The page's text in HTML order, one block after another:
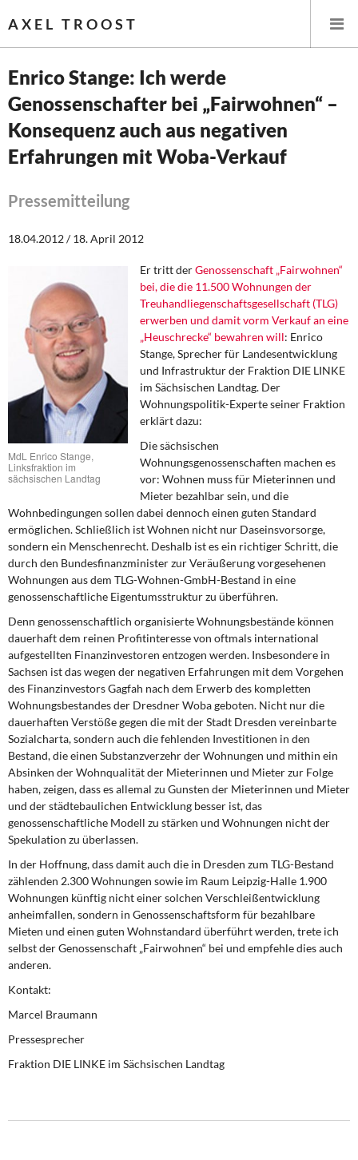
AXEL TROOST
Startseite
Themen
Öffentliche Infrastruktur und Daseinsvorsorge
Eurokrise und Griechenland
DIE LINKE
Weitere Themen
Memo-Gruppe
Institut Solidarische Moderne
Rosa-Luxemburg-Stiftung
Über mich
Kontakt
Enrico Stange: Ich werde
Genossenschafter bei „Fairwohnen“ –
Konsequenz auch aus negativen
Erfahrungen mit Woba-Verkauf
Pressemitteilung
18.04.2012 / 18. April 2012
MdL Enrico Stange,
Linksfraktion im
sächsischen Landtag
Er tritt derGenossenschaft „Fairwohnen“
bei, die die 11.500 Wohnungen der
Treuhandliegenschaftsgesellschaft (TLG)
erwerben und damit vorm Verkauf an eine
„Heuschrecke“ bewahren will: Enrico
Stange, Sprecher für Landesentwicklung
und Infrastruktur der Fraktion DIE LINKE
im Sächsischen Landtag. Der
Wohnungspolitik-Experte seiner Fraktion
erklärt dazu:
Die sächsischen
Wohnungsgenossenschaften machen es
vor: Wohnen muss für Mieterinnen und
Mieter bezahlbar sein, und die
Wohnbedingungen sollen dabei dennoch einen guten Standard
ermöglichen. Schließlich ist Wohnen nicht nur Daseinsvorsorge,
sondern ein Menschenrecht. Deshalb ist es ein richtiger Schritt, die
durch den Bundesfinanzminister zur Veräußerung vorgesehenen
Wohnungen aus dem TLG-Wohnen-GmbH-Bestand in eine
genossenschaftliche Eigentumsstruktur zu überführen.
Denn genossenschaftlich organisierte Wohnungsbestände können
dauerhaft dem reinen Profitinteresse von oftmals international
aufgestellten Finanzinvestoren entzogen werden. Insbesondere in
Sachsen ist das wegen der negativen Erfahrungen mit dem Vorgehen
des Finanzinvestors Gagfah nach dem Erwerb des kompletten
Wohnungsbestandes der Dresdner Woba geboten. Nicht nur die
dauerhaften Verstöße gegen die mit der Stadt Dresden vereinbarte
Sozialcharta, sondern auch die fehlenden Investitionen in den
Bestand, die einen Substanzverzehr der Wohnungen und mithin ein
Absinken der Wohnqualität der Mieterinnen und Mieter zur Folge
haben, zeigen, dass es allemal zu Gunsten der Mieterinnen und Mieter
und der städtebaulichen Entwicklung besser ist, das
genossenschaftliche Modell zu stärken und Wohnungen nicht der
Spekulation zu überlassen.
In der Hoffnung, dass damit auch die in Dresden zum TLG-Bestand
zählenden 2.300 Wohnungen sowie im Raum Leipzig-Halle 1.900
Wohnungen künftig nicht einer solchen Verschleißentwicklung
anheimfallen, sondern in Genossenschaftsform für bezahlbare
Mieten und einen guten Wohnstandard überführt werden, trete ich
selbst der Genossenschaft „Fairwohnen“ bei und empfehle dies auch
anderen.
Kontakt:
Marcel Braumann
Pressesprecher
Fraktion DIE LINKE im Sächsischen Landtag